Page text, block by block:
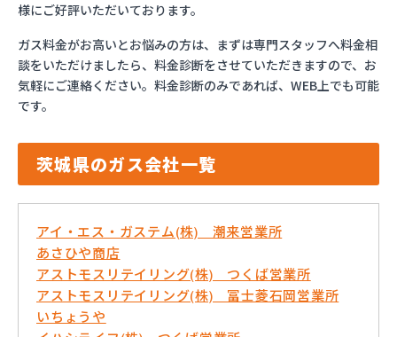
様にご好評いただいております。
ガス料金がお高いとお悩みの方は、まずは専門スタッフへ料金相
談をいただけましたら、料金診断をさせていただきますので、お
気軽にご連絡ください。料金診断のみであれば、WEB上でも可能
です。
茨城県のガス会社一覧
アイ・エス・ガステム(株) 潮来営業所
あさひや商店
アストモスリテイリング(株) つくば営業所
アストモスリテイリング(株) 冨士菱石岡営業所
いちょうや